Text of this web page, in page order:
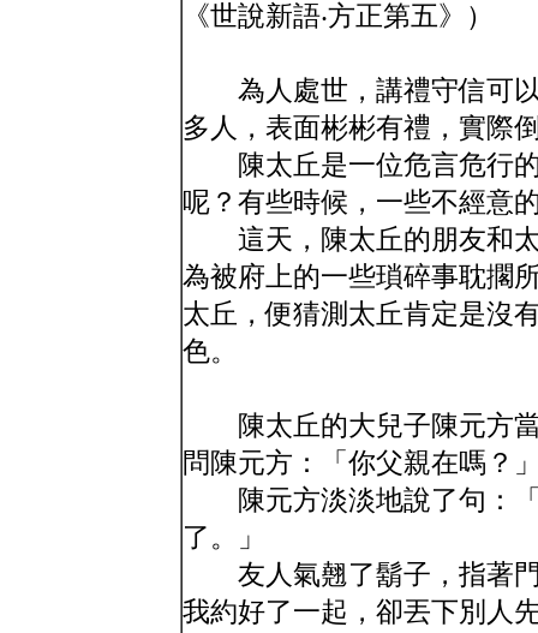
《世說新語‧方正第五》）
為人處世，講禮守信可以
多人，表面彬彬有禮，實際
陳太丘是一位危言危行的
呢？有些時候，一些不經意
這天，陳太丘的朋友和太
為被府上的一些瑣碎事耽擱
太丘，便猜測太丘肯定是沒
色。
陳太丘的大兒子陳元方當
問陳元方：「你父親在嗎？
陳元方淡淡地說了句：「
了。」
友人氣翹了鬍子，指著門
我約好了一起，卻丟下別人